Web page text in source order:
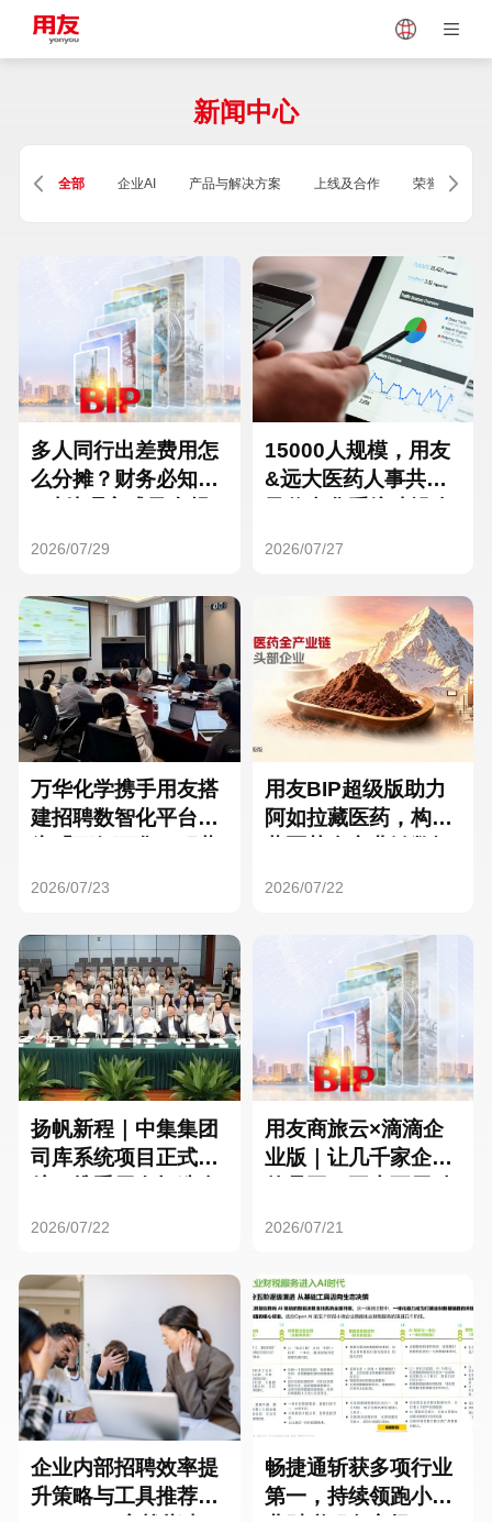
Vietnam
Singapore Malaysia
Thailand
Turkey
Hungary Mexico
Hong Kong Macau
新闻中心
全部 企业AI 产品与解决方案 上线及合作 荣誉及资质
多人同行出差费用怎
么分摊？财务必知的
2026/07/29
15000人规模，用友
&远大医药人事共享
2026/07/27
万华化学携手用友搭
建招聘数智化平台，
2026/07/23
用友BIP超级版助力
阿如拉藏医药，构建
2026/07/22
扬帆新程｜中集集团
司库系统项目正式启
2026/07/22
用友商旅云×滴滴企
业版｜让几千家企业
2026/07/21
企业内部招聘效率提
升策略与工具推荐：
畅捷通斩获多项行业
第一，持续领跑小微